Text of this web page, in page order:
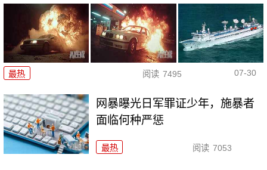
最热 阅读 7495 07-30
网暴曝光日军罪证少年，施暴者
面临何种严惩
最热 阅读 7053